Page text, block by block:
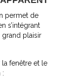
permet de
s’intégrant
grand plaisir
la fenêtre et le
: